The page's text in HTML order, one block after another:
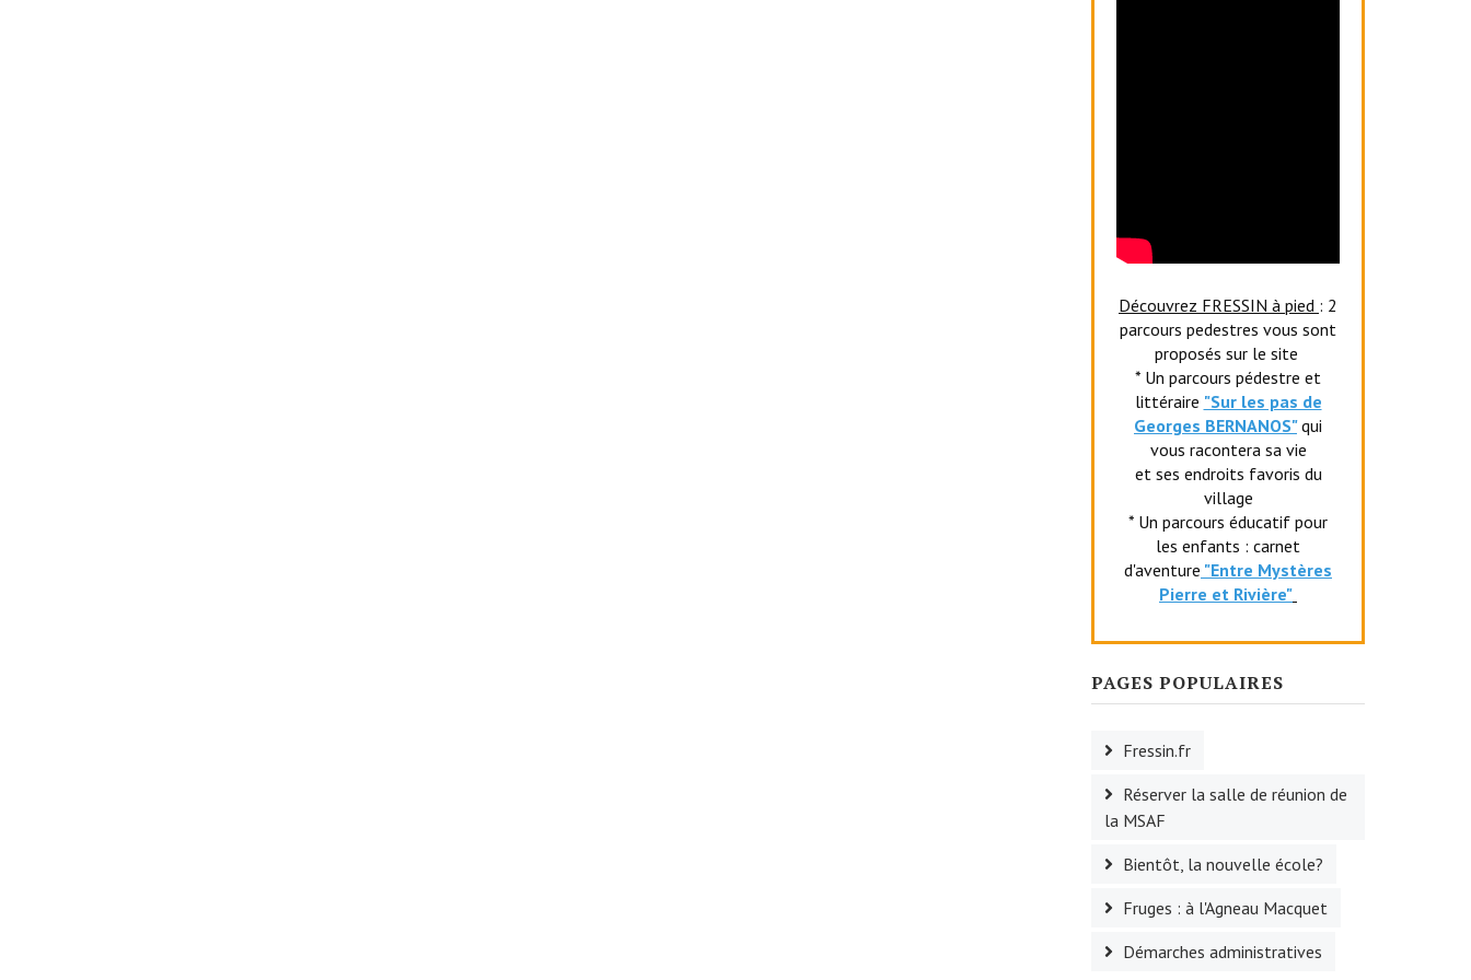
Découvrez FRESSIN à pied : 2
parcours pedestres vous sont
proposés sur le site
* Un parcours pédestre et
littéraire "Sur les pas de
Georges BERNANOS" qui
vous racontera sa vie
et ses endroits favoris du
village
* Un parcours éducatif pour
les enfants : carnet
d'aventure "Entre Mystères
Pierre et Rivière"
PAGES POPULAIRES
Fressin.fr
Réserver la salle de réunion de
la MSAF
Bientôt, la nouvelle école?
Fruges : à l'Agneau Macquet
Démarches administratives